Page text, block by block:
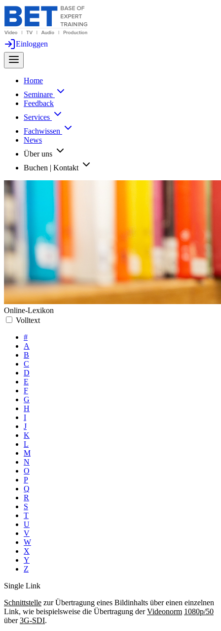
Einloggen
Home
Seminare
Feedback
Services
Fachwissen
News
Über uns
Buchen | Kontakt
Online-Lexikon
Volltext
#
A
B
C
D
E
F
G
H
I
J
K
L
M
N
O
P
Q
R
S
T
U
V
W
X
Y
Z
Single Link
Schnittstelle zur Übertragung eines Bildinhalts über einen einzelnen
Link, wie beispielsweise die Übertragung derVideonorm 1080p/50
über3G-SDI.